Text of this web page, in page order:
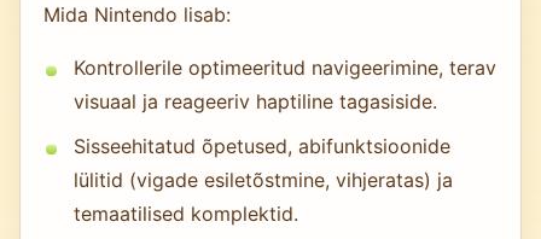
Mida Nintendo lisab:
Kontrollerile optimeeritud navigeerimine, terav
visuaal ja reageeriv haptiline tagasiside.
Sisseehitatud õpetused, abifunktsioonide
lülitid (vigade esiletõstmine, vihjeratas) ja
temaatilised komplektid.